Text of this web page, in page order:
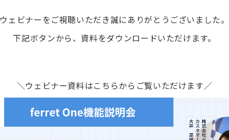
ウェビナーをご視聴いただき誠にありがとうございました。
下記ボタンから、資料をダウンロードいただけます。
＼ウェビナー資料はこちらからご覧いただけます／